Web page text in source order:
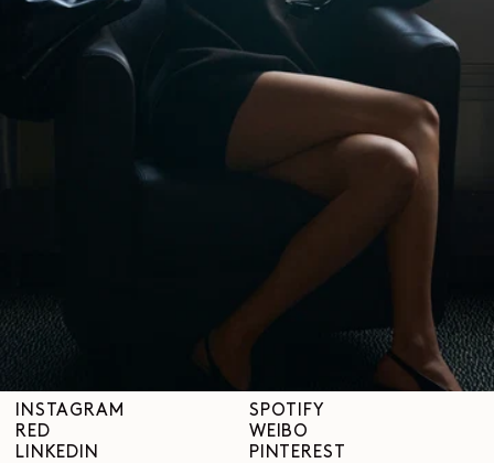
RÜCKGABEANFRAGE
WIDERRUFSRECHT
RÜCKVERFOLGBARKEIT
INSTAGRAM
RED
LINKEDIN
SPOTIFY
WEIBO
PINTEREST